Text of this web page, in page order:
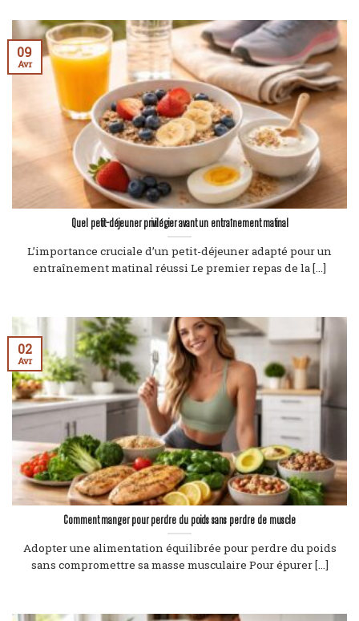
Quel petit-déjeuner privilégier avant un entraînement matinal
L’importance cruciale d’un petit-déjeuner adapté pour un
entraînement matinal réussi Le premier repas de la [...]
09
Avr
Comment manger pour perdre du poids sans perdre de muscle
Adopter une alimentation équilibrée pour perdre du poids
sans compromettre sa masse musculaire Pour épurer [...]
02
Avr